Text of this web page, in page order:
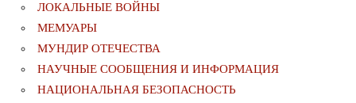
ЛОКАЛЬНЫЕ ВОЙНЫ
МЕМУАРЫ
МУНДИР ОТЕЧЕСТВА
НАУЧНЫЕ СООБЩЕНИЯ И ИНФОРМАЦИЯ
НАЦИОНАЛЬНАЯ БЕЗОПАСНОСТЬ